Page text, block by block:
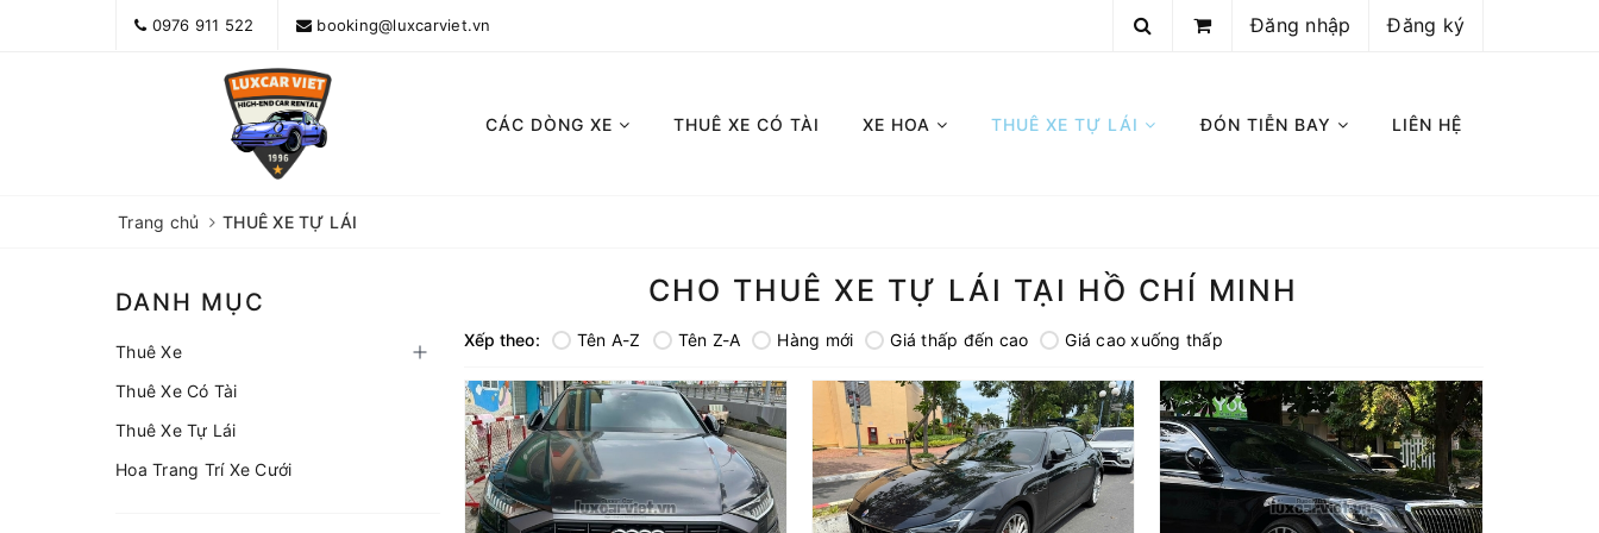
0976 911 522 booking@luxcarviet.vn Đăng ký
Đăng nhập
CÁC DÒNG XE THUÊ XE CÓ TÀI XE HOA THUÊ XE TỰ LÁI ĐÓN TIỄN BAY LIÊN HỆ
Trang chủ THUÊ XE TỰ LÁI
CHO THUÊ XE TỰ LÁI TẠI HỒ CHÍ MINH
Xếp theo: Tên A-Z Tên Z-A Hàng mới Giá thấp đến cao Giá cao xuống thấp
Thuê Xe Audi Q8 5 Chỗ Có Tài Hoặc Tự Lái Tại TP.HCM
Xe 4 Chỗ
Thuê Xe Maserati Ghibli 4 Chỗ Tại TP.HCM
Xe 4 Chỗ
Thuê Xe Mercedes S500 4 Chỗ Có Tài Hoặc Tự Lái Tại Hồ Chí Minh
Xe 4 Chỗ
DANH MỤC
Thuê Xe
Thuê Xe Có Tài
Thuê Xe Tự Lái
Hoa Trang Trí Xe Cưới